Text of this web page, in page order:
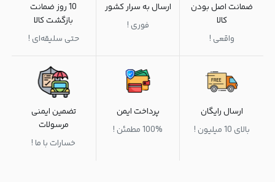
ضمانت اصل بودن
کالا
واقعی !
ارسال به سرار کشور
فوری !
10 روز ضمانت
بازگشت کالا
حتی سلیقه‌ای !
ارسال رایگان
بالای 10 میلیون !
پرداخت ایمن
100% مطمئن !
تضمین ایمنی
مرسولات
خسارات با ما !